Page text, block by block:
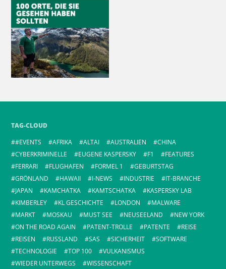
TAG-CLOUD
#EVENTS
AFRIKA ALTAI AUSTRALIEN
CHINA
CYBERKRIMINELLE
EUGENE KASPERSKY F1
FEATURES
FERRARI
FLUGHAFEN FORMEL 1
GEBURTSTAG
GRÖNLAND
HAWAII I-NEWS INDUSTRIE
IT-BRANCHE
JAPAN
KAMCHATKA KAMTSCHATKA
KASPERSKY LAB
KIMBERLEY
KL GESCHICHTE LONDON
MALWARE
MARKT
MOSKAU MUST SEE NEUSEELAND
NEW YORK
ON THE ROAD AGAIN
PATENT-TROLLE PATENTE
REISE
REISEN
RUSSLAND SAS SICHERHEIT
SOFTWARE
TECHNOLOGIE
TOP 100
VULKANISMUS
WIEDER UNTERWEGS
WISSENSCHAFT